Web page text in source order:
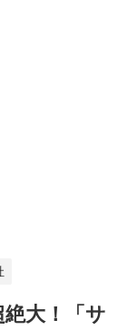
大！「サ